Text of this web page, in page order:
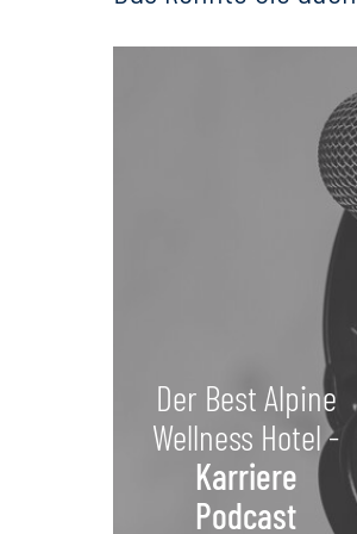
Der Best Alpine
Wellness Hotel -
Karriere
Podcast